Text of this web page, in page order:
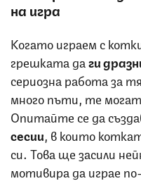
на игра
Когато играем с
грешката даги
сериозна работа за
много пъти, те
Опитайте се да
сесии , в които
си. Това ще засили
мотивира да играе